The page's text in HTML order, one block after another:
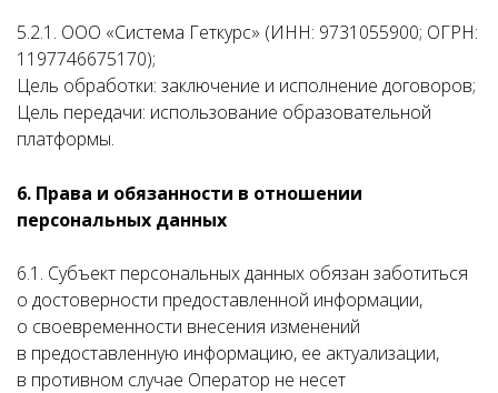
5.2.1. ООО «Система Геткурс» (ИНН: 9731055900; ОГРН:
1197746675170);
Цель обработки: заключение и исполнение договоров;
Цель передачи: использование образовательной
платформы.
6. Права и обязанности в отношении
персональных данных
6.1. Субъект персональных данных обязан заботиться
о достоверности предоставленной информации,
о своевременности внесения изменений
в предоставленную информацию, ее актуализации,
в противном случае Оператор не несет